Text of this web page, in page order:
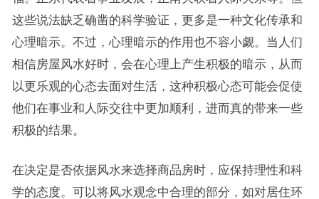
这些说法缺乏确凿的科学验证，更多是一种文化传承和
心理暗示。不过，心理暗示的作用也不容小觑。当人们
相信房屋风水好时，会在心理上产生积极的暗示，从而
以更乐观的心态去面对生活，这种积极心态可能会促使
他们在事业和人际交往中更加顺利，进而真的带来一些
积极的结果。
在决定是否依据风水来选择商品房时，应保持理性和科
学的态度。可以将风水观念中合理的部分，如对居住环